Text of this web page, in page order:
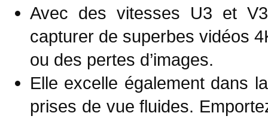
Avec des vitesses U3 et
capturer de superbes vidéos
ou des pertes d’images.
Elle excelle également dans
prises de vue fluides.